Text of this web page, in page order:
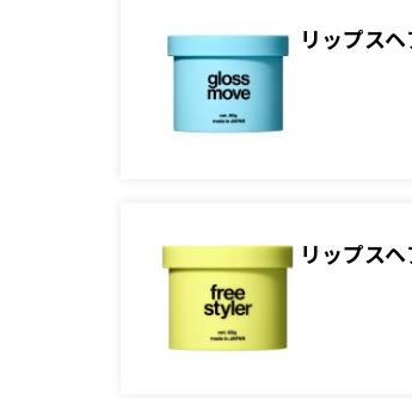
リップス
リップス